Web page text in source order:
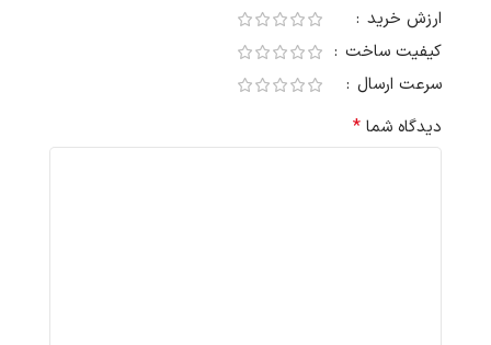
ارزش خرید
کیفیت ساخت
سرعت ارسال
دیدگاه شما *